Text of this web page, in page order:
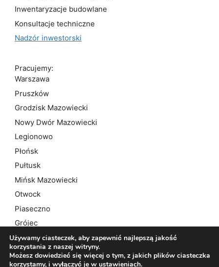
Inwentaryzacje budowlane
Konsultacje techniczne
Nadzór inwestorski
Pracujemy:
Warszawa
Pruszków
Grodzisk Mazowiecki
Nowy Dwór Mazowiecki
Legionowo
Płońsk
Pułtusk
Mińsk Mazowiecki
Otwock
Piaseczno
Grójec
Ożarów Mazowiecki
Używamy ciasteczek, aby zapewnić najlepszą jakość
korzystania z naszej witryny.
Możesz dowiedzieć się więcej o tym, z jakich plików ciasteczka
korzystamy, i wyłączyć je w ustawieniach.